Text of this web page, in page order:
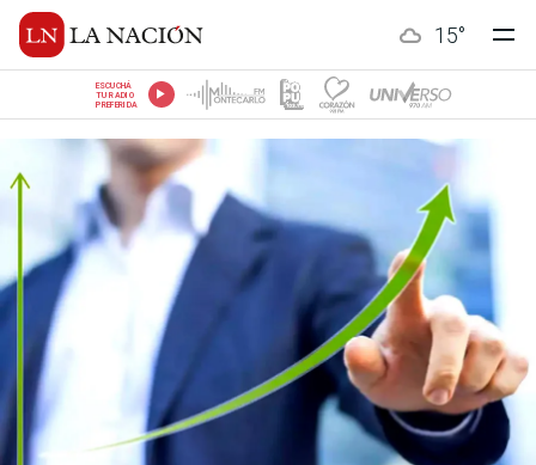
15°
ESCUCHÁ
TU RADIO
PREFERIDA